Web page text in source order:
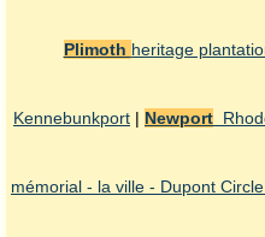
Plimoth heritage
Kennebunkport | Newport
mémorial - la ville - Dupont